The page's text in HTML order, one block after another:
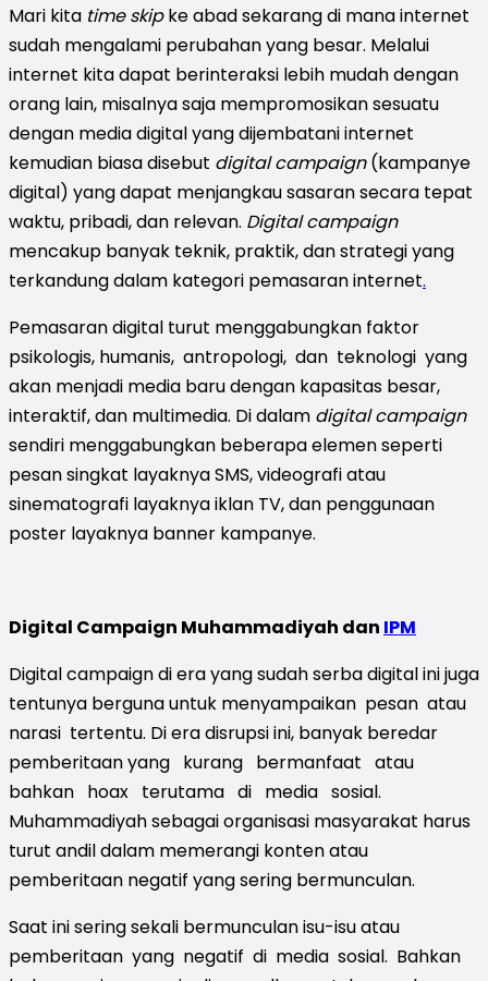
Mari kita time skipke abad sekarang di mana internet
sudah mengalami perubahan yang besar. Melalui
internet kita dapat berinteraksi lebih mudah dengan
orang lain, misalnya saja mempromosikan sesuatu
dengan media digital yang dijembatani internet
kemudian biasa disebut digital campaign(kampanye
digital) yang dapat menjangkau sasaran secara tepat
waktu, pribadi, dan relevan. Digital campaign
mencakup banyak teknik, praktik, dan strategiyang
terkandung dalam kategori pemasaran internet.
Pemasaran digital turut menggabungkan faktor
psikologis, humanis, antropologi, dan teknologi yang
akan menjadi media baru dengan kapasitas besar,
interaktif, dan multimedia. Di dalam digital campaign
sendiri menggabungkan beberapa elemen seperti
pesan singkat layaknya SMS, videografi atau
sinematografi layaknya iklan TV, dan penggunaan
poster layaknya banner kampanye.
Digital Campaign Muhammadiyah dan IPM
Digital campaign di era yang sudah serba digital ini juga
tentunya berguna untuk menyampaikan pesan atau
narasi tertentu. Di era disrupsi ini, banyak beredar
pemberitaan yang kurang bermanfaat atau
bahkan hoax terutama di media sosial.
Muhammadiyah sebagai organisasi masyarakat harus
turut andil dalam memerangi konten atau
pemberitaan negatif yang sering bermunculan.
Saat ini sering sekali bermunculan isu-isu atau
pemberitaan yang negatif di media sosial. Bahkan